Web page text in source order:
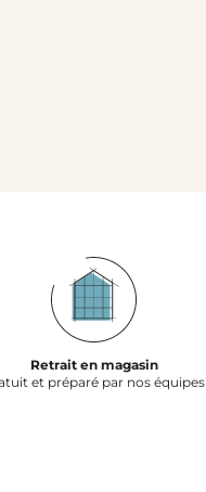
Retrait en magasin
et préparé par nos équipes